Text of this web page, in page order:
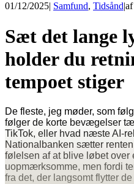
01/12/2025| Samfund, Tidsånd|af
Sæt det lange
holder du
tempoet stiger
De fleste, jeg møder, som
følger de korte bevægelser
TikTok, eller hvad næste AI-
Nationalbanken sætter
følelsen af at blive løbet over
uopmærksomme, men fordi
fra det, der langsomt flytter